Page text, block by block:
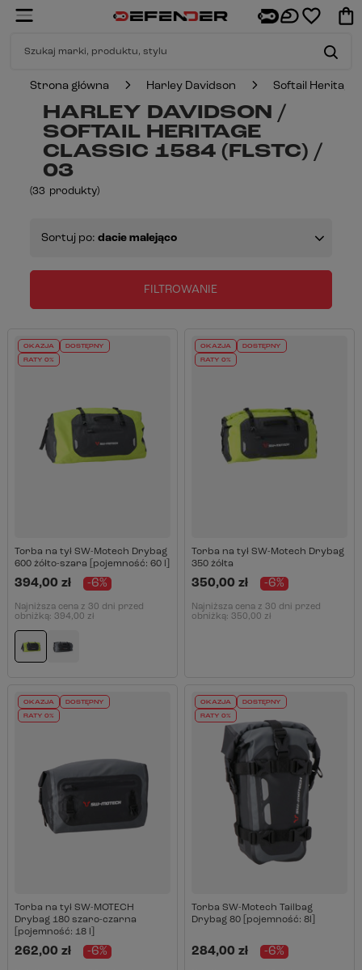
Strona główna Harley Davidson Softail Heritage
HARLEY DAVIDSON /
SOFTAIL HERITAGE
CLASSIC 1584 (FLSTC) /
03
(33 produkty)
Sortuj po: dacie malejąco
FILTROWANIE
OKAZJA DOSTĘPNY
RATY 0%
Torba na tył SW-Motech Drybag
600 żółto-szara [pojemność: 60 l]
394,00 zł -6%
Najniższa cena z 30 dni przed
obniżką: 394,00 zł
OKAZJA DOSTĘPNY
RATY 0%
Torba na tył SW-Motech Drybag
350 żółta
350,00 zł -6%
Najniższa cena z 30 dni przed
obniżką: 350,00 zł
OKAZJA DOSTĘPNY
RATY 0%
Torba na tył SW-MOTECH
Drybag 180 szaro-czarna
[pojemność: 18 l]
262,00 zł -6%
OKAZJA DOSTĘPNY
RATY 0%
Torba SW-Motech Tailbag
Drybag 80 [pojemność: 8l]
284,00 zł -6%